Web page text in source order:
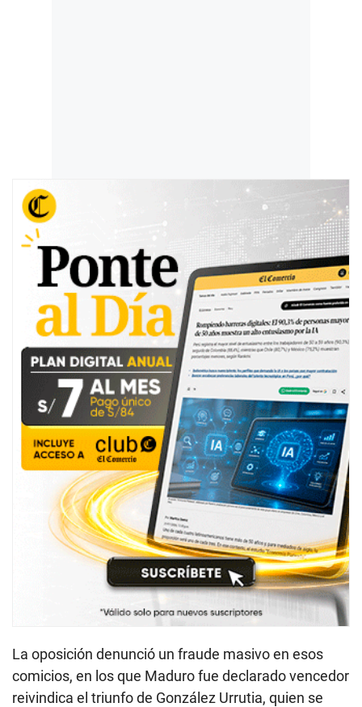
La oposición denunció un fraude masivo en esos
comicios, en los que Maduro fue declarado vencedor
reivindica el triunfo de González Urrutia, quien se